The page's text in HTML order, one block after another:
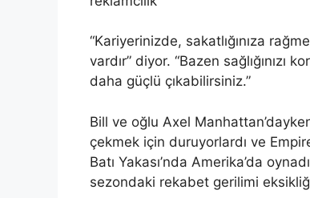
“Kariyerinizde, sakatlığınıza
vardır” diyor. “Bazen
daha güçlü çıkabilirsiniz.”
Bill ve oğlu Axel
çekmek için duruyorlardı ve
Batı Yakası’nda Amerika’da
sezondaki rekabet gerilimi